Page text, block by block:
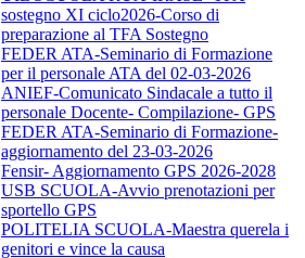
sostegno XI ciclo2026-Corso di
preparazione al TFA Sostegno
FEDER ATA-Seminario di Formazione
per il personale ATA del 02-03-2026
ANIEF-Comunicato Sindacale a tutto il
personale Docente- Compilazione- GPS
FEDER ATA-Seminario di Formazione-
aggiornamento del 23-03-2026
Fensir- Aggiornamento GPS 2026-2028
USB SCUOLA-Avvio prenotazioni per
sportello GPS
POLITELIA SCUOLA-Maestra querela i
genitori e vince la causa